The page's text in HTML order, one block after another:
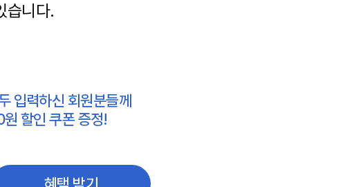
습니다.
입력하신 회원분들께
할인 쿠폰 증정!